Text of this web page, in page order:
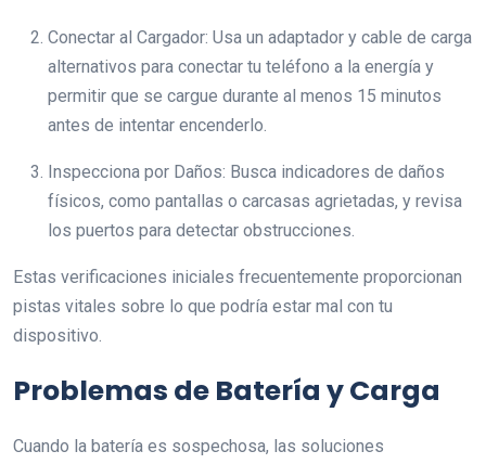
Conectar al Cargador: Usa un adaptador y cable de carga
alternativos para conectar tu teléfono a la energía y
permitir que se cargue durante al menos 15 minutos
antes de intentar encenderlo.
Inspecciona por Daños: Busca indicadores de daños
físicos, como pantallas o carcasas agrietadas, y revisa
los puertos para detectar obstrucciones.
Estas verificaciones iniciales frecuentemente proporcionan
pistas vitales sobre lo que podría estar mal con tu
dispositivo.
Problemas de Batería y Carga
Cuando la batería es sospechosa, las soluciones